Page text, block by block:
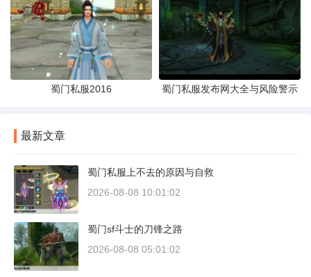
蜀门私服2016 蜀门私服发布网大全与风险警示
最新文章
蜀门私服上不去的原因与自救
2026-08-08 10:01:02
蜀门sf斗士的刀锋之路
2026-08-08 05:01:02